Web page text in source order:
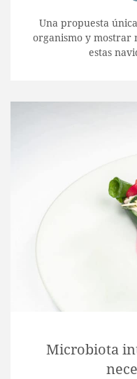
Una propuesta
organismo y mostrar
estas
Microbiota